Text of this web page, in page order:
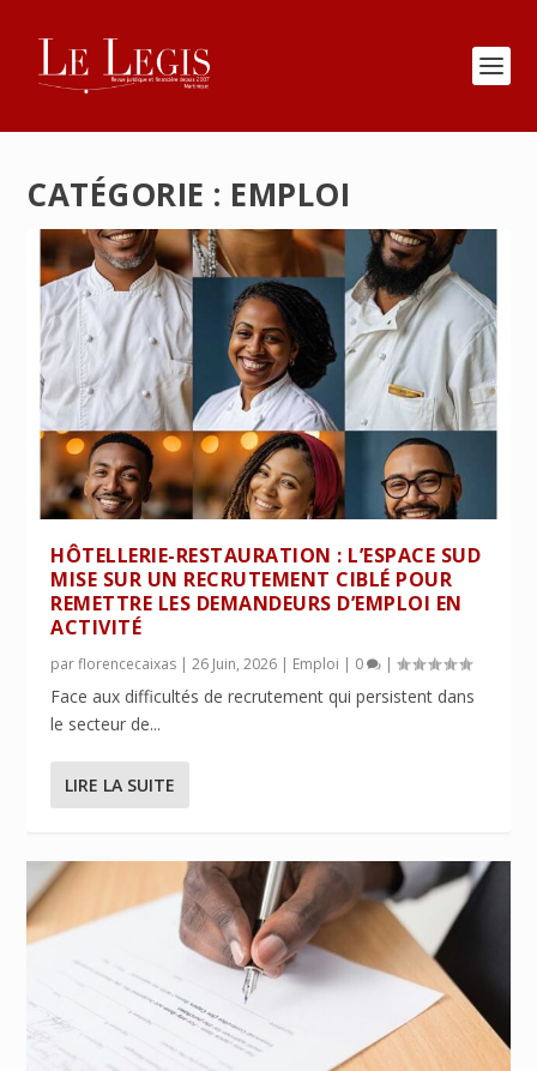
CATÉGORIE : EMPLOI
HÔTELLERIE-RESTAURATION : L’ESPACE SUD
MISE SUR UN RECRUTEMENT CIBLÉ POUR
REMETTRE LES DEMANDEURS D’EMPLOI EN
ACTIVITÉ
parflorencecaixas |26 Juin, 2026 | Emploi | 0 |
Face aux difficultés de recrutement qui persistent dans
le secteur de...
LIRE LA SUITE